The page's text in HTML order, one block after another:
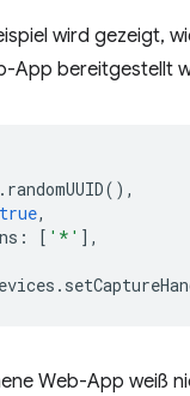
wird gezeigt,
App bereitgestellt
. randomUUID(),
true,
: [ '*' ],
.
Web-App weiß